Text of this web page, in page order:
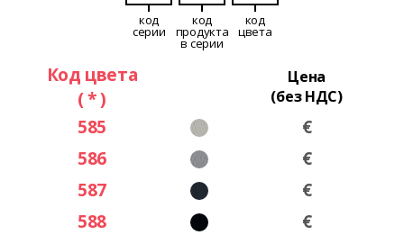
код
серии
код
продукта
в серии
код
цвета
Код цвета
( * )
Цена
(без НДС)
585
€
586
€
587
€
588
€